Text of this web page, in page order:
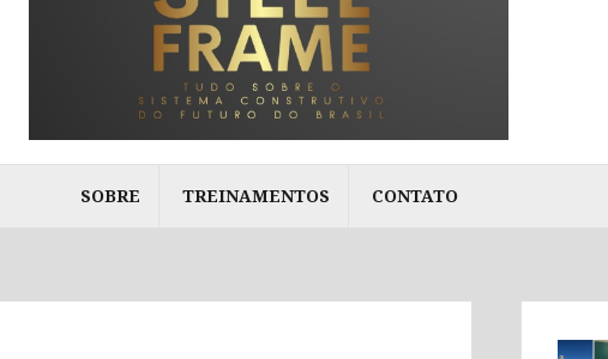
SOBRE TREINAMENTOS CONTATO